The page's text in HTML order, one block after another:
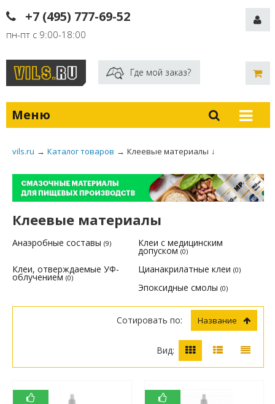
+7 (495) 777-69-52
пн-пт с 9:00-18:00
Где мой заказ?
Меню
vils.ru → Каталог товаров → Клеевые материалы ↓
Клеевые материалы
Анаэробные составы (9) Клеи с медицинским
допуском(0)
Клеи, отверждаемые УФ-
облучением (0)
Цианакрилатные клеи (0)
Эпоксидные смолы (0)
Сотировать по: Название
Вид: